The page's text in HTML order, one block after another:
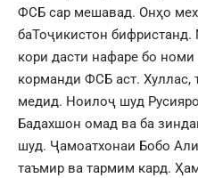
ФСБ сар мешавад. Онҳо
баТоҷикистон
кори дасти нафаре бо номи
корманди ФСБ аст. Хуллас,
медид. Ноилоҷ шуд
Бадахшон омад ва ба
шуд. Ҷамоатхонаи Бобо
таъмир ва тармим кард.